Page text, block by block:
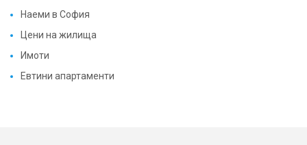
Наеми в София
Цени на жилища
Имоти
Евтини апартаменти